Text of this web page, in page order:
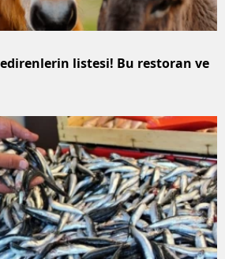
listesi! Bu restoran ve